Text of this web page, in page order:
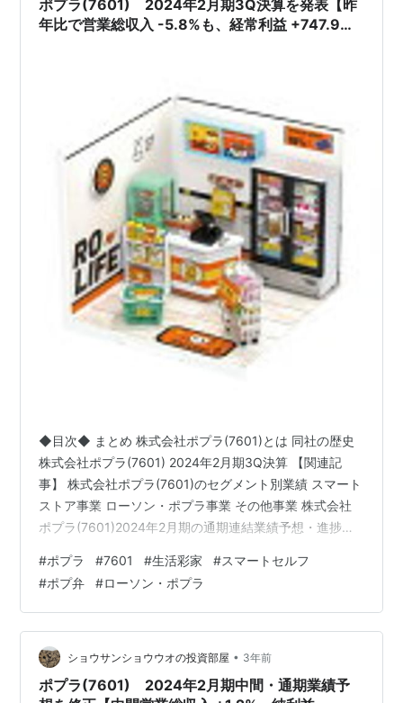
ポプラ(7601) 2024年2月期3Q決算を発表【昨
年比で営業総収入 -5.8%も、経常利益 +747.9%
◆目次◆ まとめ 株式会社ポプラ(7601)とは 同社の歴史
株式会社ポプラ(7601) 2024年2月期3Q決算 【関連記
事】 株式会社ポプラ(7601)のセグメント別業績 スマート
ストア事業 ローソン・ポプラ事業 その他事業 株式会社
ポプラ(7601)2024年2月期の通期連結業績予想・進捗率
社ポプラ(7601)の株主優待 ブログをご覧頂き、ありがと
うございます。 コンビニエンスストアチェーンのポプラ
をご存じでしょうか？ 赤い看板でポプ弁を提供してい
た、あのコンビニです。 shousanshouuoは、株式会社ポ
プラ(7601)…
#ポプラ #7601 #生活彩家 #スマートセルフ
#ポプ弁 #ローソン・ポプラ
ショウサンショウウオの投資部屋 • 3年前
ポプラ(7601) 2024年2月期中間・通期業績予